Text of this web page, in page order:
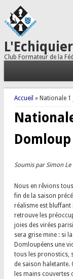
Club Formateur de la
Vous êtes ici
Accueil » Nationale
Domloup
Soumis par Simon Le
Nous en rêvions
fin de la saison
réalisme est bluffant
retrouve les
joies des virées
sera grise mine : si
Domloupéens une
tous les pronostics,
de saison haletante.
les mains couvertes